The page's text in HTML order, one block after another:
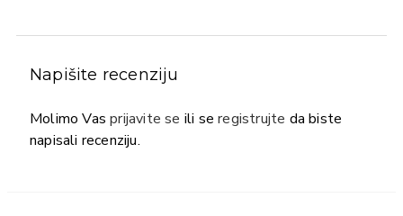
Napišite recenziju
Molimo Vasprijavite se ili seregistrujte da biste
napisali recenziju.